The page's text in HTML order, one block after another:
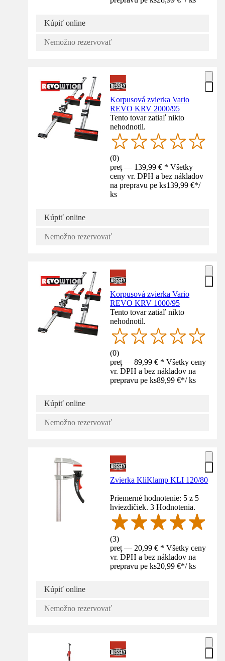
Kúpiť online
Nemožno rezervovať
Korpusová zvierka Vario
REVO KRV 2000/95
Tento tovar zatiaľ nikto
nehodnotil.
(0)
preț — 139,99 € * Všetky
ceny vr. DPH a bez nákladov
na prepravu pe ks139,99 €*/
ks
Kúpiť online
Nemožno rezervovať
Korpusová zvierka Vario
REVO KRV 1000/95
Tento tovar zatiaľ nikto
nehodnotil.
(0)
preț — 89,99 € * Všetky ceny
vr. DPH a bez nákladov na
prepravu pe ks89,99 €*/ ks
Kúpiť online
Nemožno rezervovať
Zvierka KliKlamp KLI 120/80
Priemerné hodnotenie: 5 z 5
hviezdičiek. 3 Hodnotenia.
(3)
preț — 20,99 € * Všetky ceny
vr. DPH a bez nákladov na
prepravu pe ks20,99 €*/ ks
Kúpiť online
Nemožno rezervovať